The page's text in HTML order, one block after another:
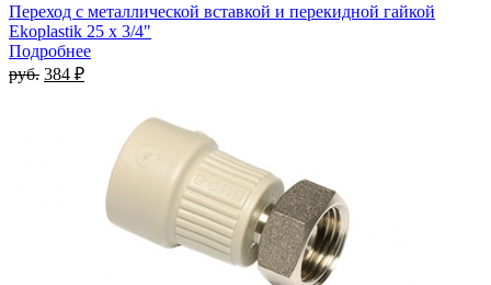
Переход с металлической вставкой и перекидной гайкой
Ekoplastik 25 x 3/4"
Подробнее
руб. 384 ₽